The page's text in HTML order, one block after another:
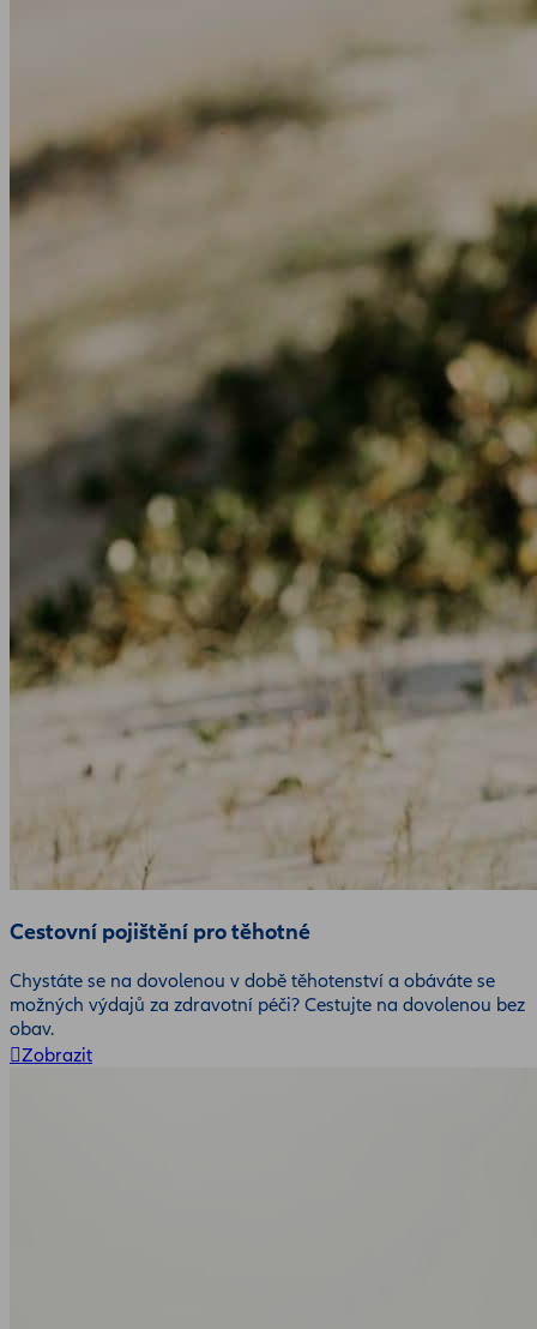
Cestovní pojištění pro těhotné
Chystáte se na dovolenou v době těhotenství a obáváte se
možných výdajů za zdravotní péči? Cestujte na dovolenou bez
obav.
Zobrazit